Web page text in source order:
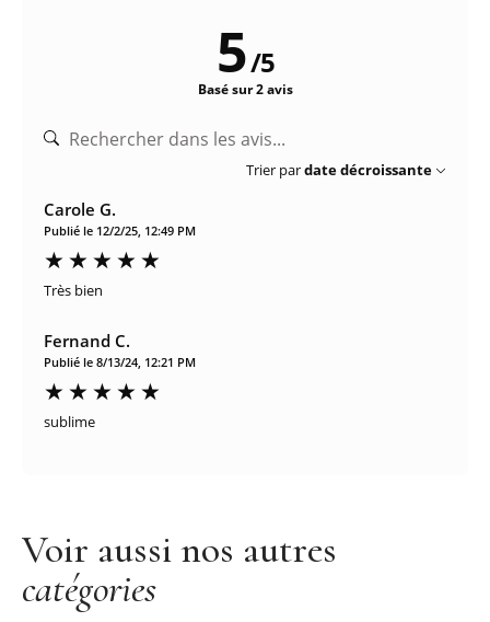
5/5
Basé sur 2 avis
Trier pardate décroissante
Carole G.
Publié le 12/2/25, 12:49 PM
Très bien
Fernand C.
Publié le 8/13/24, 12:21 PM
sublime
Voir aussi nos autres
catégories